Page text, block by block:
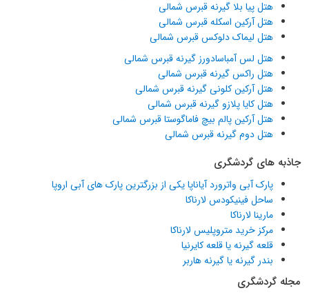
هتل پیا بلا گیرنه قبرس شمالی
هتل آرکین اسکله قبرس شمالی
هتل لیماک دلوکس قبرس شمالی
هتل لس آمباسادورز گیرنه قبرس شمالی
هتل راکس گیرنه قبرس شمالی
هتل آرکین کلونی گیرنه قبرس شمالی
هتل کایا پلازو گیرنه قبرس شمالی
هتل آرکین پالم بیچ فاماگوستا قبرس شمالی
هتل دوم گیرنه قبرس شمالی
جاذبه های گردشگری
پارک آبی واترورد آیاناپا یکی از بزرگترین پارک های آبی اروپا
ساحل فینیکودس لارناکا
مارینا لارناکا
مرکز خرید متروپلیس لارناکا
قلعه گیرنه یا قلعه کایرنیا
بندر گیرنه یا گیرنه هاربر
مجله گردشگری